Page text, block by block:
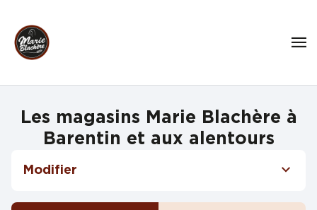
Les magasins Marie Blachère à
Barentin et aux alentours
Modifier